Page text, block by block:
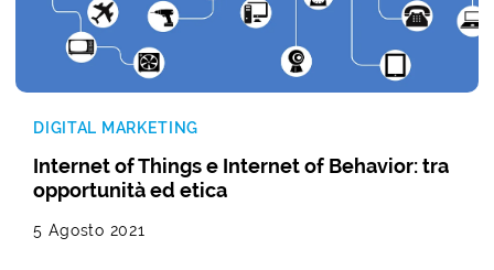
DIGITAL MARKETING
Internet of Things e Internet of Behavior: tra
opportunità ed etica
5 Agosto 2021